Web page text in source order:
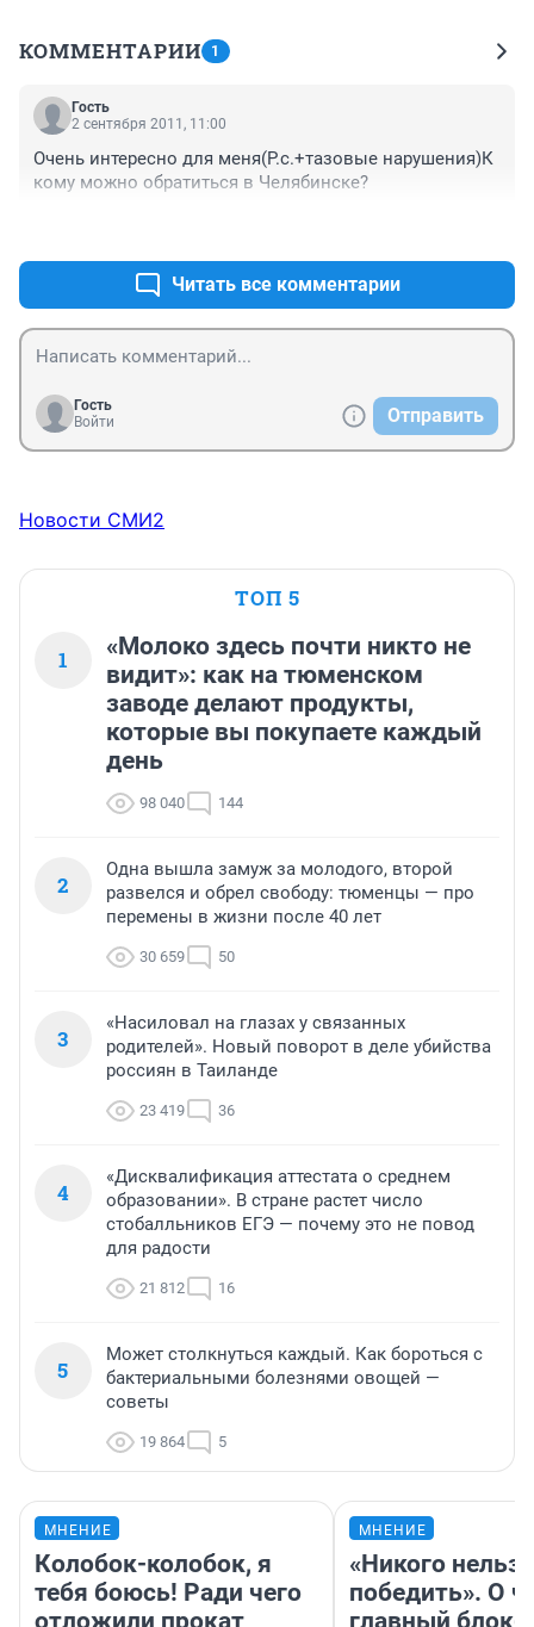
КОММЕНТАРИИ 1
Гость
2 сентября 2011, 11:00
Очень интересно для меня(Р.с.+тазовые нарушения)К
кому можно обратиться в Челябинске?
Читать все комментарии
Гость
Войти
Отправить
Новости СМИ2
ТОП 5
1
«Молоко здесь почти никто не
видит»: как на тюменском
заводе делают продукты,
которые вы покупаете каждый
день
98 040 144
2
Одна вышла замуж за молодого, второй
развелся и обрел свободу: тюменцы — про
перемены в жизни после 40 лет
30 659 50
3
«Насиловал на глазах у связанных
родителей». Новый поворот в деле убийства
россиян в Таиланде
23 419 36
4
«Дисквалификация аттестата о среднем
образовании». В стране растет число
стобалльников ЕГЭ — почему это не повод
для радости
21 812 16
5
Может столкнуться каждый. Как бороться с
бактериальными болезнями овощей —
советы
19 864 5
МНЕНИЕ
Колобок-колобок, я
тебя боюсь! Ради чего
отложили прокат
МНЕНИЕ
«Никого нельзя
победить». О
главный